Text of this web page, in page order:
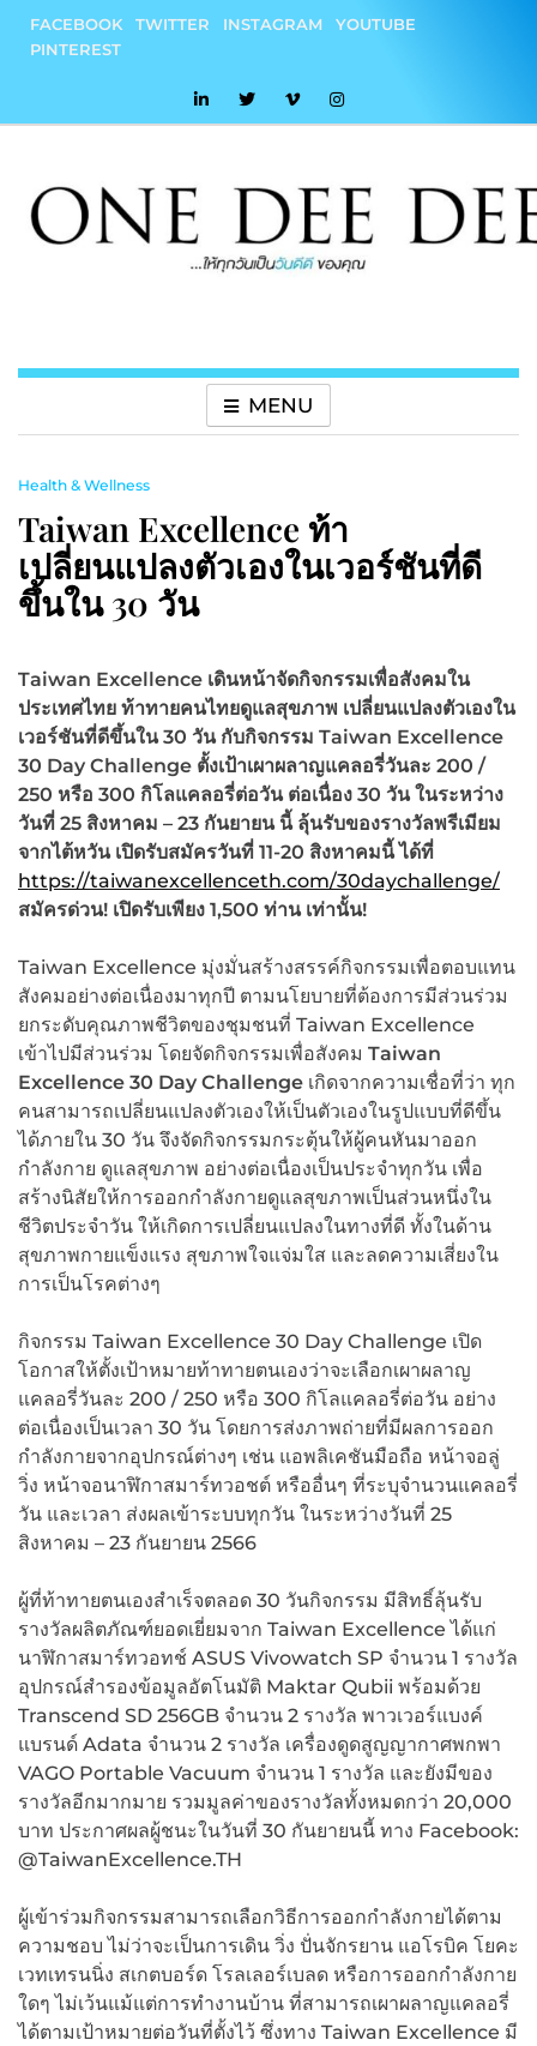
content
FACEBOOK TWITTER INSTAGRAM
YOUTUBE
PINTEREST
MENU
Health & Wellness
Taiwan Excellence ท้า
เปลี่ยนแปลงตัวเองในเวอร์ชันที่ดี
ขึ้นใน 30 วัน
Taiwan Excellence เดินหน้าจัดกิจกรรมเพื่อสังคมใน
ประเทศไทย ท้าทายคนไทยดูแลสุขภาพ เปลี่ยนแปลงตัวเองใน
เวอร์ชันที่ดีขึ้นใน 30 วัน กับกิจกรรม Taiwan Excellence
30 Day Challenge ตั้งเป้าเผาผลาญแคลอรี่วันละ 200 /
250 หรือ 300 กิโลแคลอรี่ต่อวัน ต่อเนื่อง 30 วัน ในระหว่าง
วันที่ 25 สิงหาคม – 23 กันยายน นี้ ลุ้นรับของรางวัลพรีเมียม
จากไต้หวัน เปิดรับสมัครวันที่ 11-20 สิงหาคมนี้ ได้ที่
https://taiwanexcellenceth.com/30daychallenge/
สมัครด่วน! เปิดรับเพียง 1,500 ท่าน เท่านั้น!
Taiwan Excellence มุ่งมั่นสร้างสรรค์กิจกรรมเพื่อตอบแทน
สังคมอย่างต่อเนื่องมาทุกปี ตามนโยบายที่ต้องการมีส่วนร่วม
ยกระดับคุณภาพชีวิตของชุมชนที่ Taiwan Excellence
เข้าไปมีส่วนร่วม โดยจัดกิจกรรมเพื่อสังคม Taiwan
Excellence 30 Day Challenge เกิดจากความเชื่อที่ว่า ทุก
คนสามารถเปลี่ยนแปลงตัวเองให้เป็นตัวเองในรูปแบบที่ดีขึ้น
ได้ภายใน 30 วัน จึงจัดกิจกรรมกระตุ้นให้ผู้คนหันมาออก
กำลังกาย ดูแลสุขภาพ อย่างต่อเนื่องเป็นประจำทุกวัน เพื่อ
สร้างนิสัยให้การออกกำลังกายดูแลสุขภาพเป็นส่วนหนึ่งใน
ชีวิตประจำวัน ให้เกิดการเปลี่ยนแปลงในทางที่ดี ทั้งในด้าน
สุขภาพกายแข็งแรง สุขภาพใจแจ่มใส และลดความเสี่ยงใน
การเป็นโรคต่างๆ
กิจกรรม Taiwan Excellence 30 Day Challenge เปิด
โอกาสให้ตั้งเป้าหมายท้าทายตนเองว่าจะเลือกเผาผลาญ
แคลอรี่วันละ 200 / 250 หรือ 300 กิโลแคลอรี่ต่อวัน อย่าง
ต่อเนื่องเป็นเวลา 30 วัน โดยการส่งภาพถ่ายที่มีผลการออก
กำลังกายจากอุปกรณ์ต่างๆ เช่น แอพลิเคชันมือถือ หน้าจอลู่
วิ่ง หน้าจอนาฬิกาสมาร์ทวอชต์ หรืออื่นๆ ที่ระบุจำนวนแคลอรี่
วัน และเวลา ส่งผลเข้าระบบทุกวัน ในระหว่างวันที่ 25
สิงหาคม – 23 กันยายน 2566
ผู้ที่ท้าทายตนเองสำเร็จตลอด 30 วันกิจกรรม มีสิทธิ์ลุ้นรับ
รางวัลผลิตภัณฑ์ยอดเยี่ยมจาก Taiwan Excellence ได้แก่
นาฬิกาสมาร์ทวอทช์ ASUS Vivowatch SP จำนวน 1 รางวัล
อุปกรณ์สำรองข้อมูลอัตโนมัติ Maktar Qubii พร้อมด้วย
Transcend SD 256GB จำนวน 2 รางวัล พาวเวอร์แบงค์
แบรนด์ Adata จำนวน 2 รางวัล เครื่องดูดสูญญากาศพกพา
VAGO Portable Vacuum จำนวน 1 รางวัล และยังมีของ
รางวัลอีกมากมาย รวมมูลค่าของรางวัลทั้งหมดกว่า 20,000
บาท ประกาศผลผู้ชนะในวันที่ 30 กันยายนนี้ ทาง Facebook:
@TaiwanExcellence.TH
ผู้เข้าร่วมกิจกรรมสามารถเลือกวิธีการออกกำลังกายได้ตาม
ความชอบ ไม่ว่าจะเป็นการเดิน วิ่ง ปั่นจักรยาน แอโรบิค โยคะ
เวทเทรนนิ่ง สเกตบอร์ด โรลเลอร์เบลด หรือการออกกำลังกาย
ใดๆ ไม่เว้นแม้แต่การทำงานบ้าน ที่สามารถเผาผลาญแคลอรี่
ได้ตามเป้าหมายต่อวันที่ตั้งไว้ ซึ่งทาง Taiwan Excellence มี